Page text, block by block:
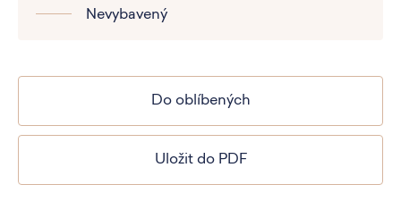
Nevybavený
Do oblíbených
Uložit do PDF